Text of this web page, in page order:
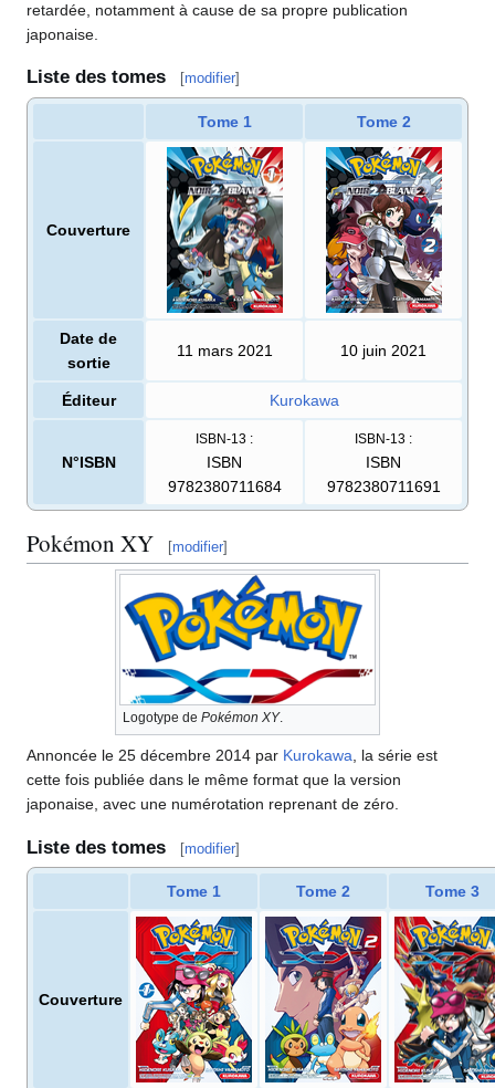
retardée, notamment à cause de sa propre publication
japonaise.
Liste des tomes [modifier]
Tome 1 Tome 2
Couverture
Date de
sortie
11 mars 2021 10 juin 2021
Éditeur Kurokawa
N°ISBN
ISBN-13 :
ISBN
9782380711684
ISBN-13 :
ISBN
9782380711691
Pokémon XY [modifier]
Logotype de Pokémon XY.
Annoncée le 25 décembre 2014 par Kurokawa, la série est
cette fois publiée dans le même format que la version
japonaise, avec une numérotation reprenant de zéro.
Liste des tomes [modifier]
Tome 1 Tome 2 Tome 3
Couverture